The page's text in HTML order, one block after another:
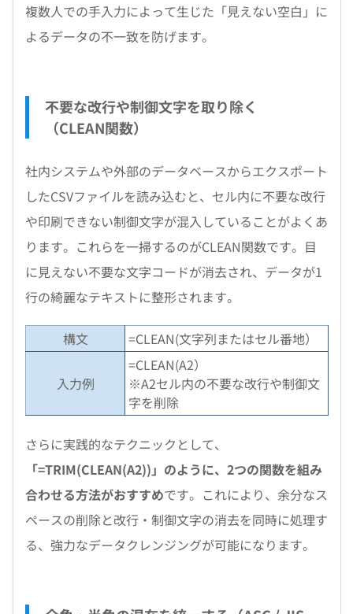
複数人での手入力によって生じた「見えない空白」に
よるデータの不一致を防げます。
不要な改行や制御文字を取り除く
（CLEAN関数）
社内システムや外部のデータベースからエクスポート
したCSVファイルを読み込むと、セル内に不要な改行
や印刷できない制御文字が混入していることがよくあ
ります。これらを一掃するのがCLEAN関数です。目
に見えない不要な文字コードが消去され、データが1
行の綺麗なテキストに整形されます。
構文 =CLEAN(文字列またはセル番地）
入力例
=CLEAN(A2）
※A2セル内の不要な改行や制御文
字を削除
さらに実践的なテクニックとして、
「=TRIM(CLEAN(A2))」のように、2つの関数を組み
合わせる方法がおすすめです。これにより、余分なス
ペースの削除と改行・制御文字の消去を同時に処理す
る、強力なデータクレンジングが可能になります。